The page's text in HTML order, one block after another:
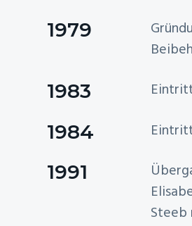
1979
1983
1984
1991
Steeb